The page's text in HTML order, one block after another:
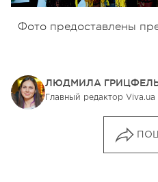
Фото предоставлены
ЛЮДМИЛА
Главный редактор Viva.ua